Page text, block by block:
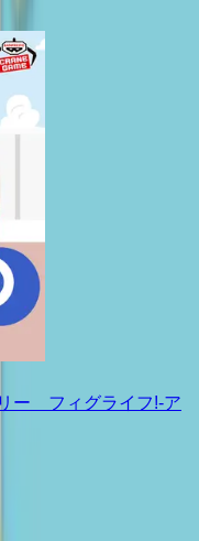
ー フィグライフ!-ア